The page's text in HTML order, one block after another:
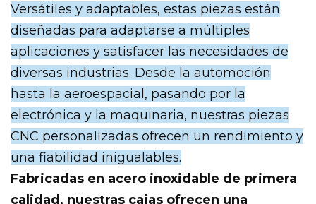
Versátiles y adaptables, estas piezas están
diseñadas para adaptarse a múltiples
aplicaciones y satisfacer las necesidades de
diversas industrias. Desde la automoción
hasta la aeroespacial, pasando por la
electrónica y la maquinaria, nuestras piezas
CNC personalizadas ofrecen un rendimiento y
una fiabilidad inigualables.
Fabricadas en acero inoxidable de primera
calidad, nuestras cajas ofrecen una